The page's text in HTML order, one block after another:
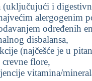
(uključujući i
alergogenim
određenih
disbalansa,
(najčešće je u
flore,
vitamina/